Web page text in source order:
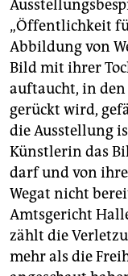
„Öffentlichkeit
Abbildung von
Bild mit ihrer
auftaucht, in
gerückt wird,
die Ausstellung
Künstlerin das
darf und von
Wegat nicht
Amtsgericht
zählt die
mehr als die